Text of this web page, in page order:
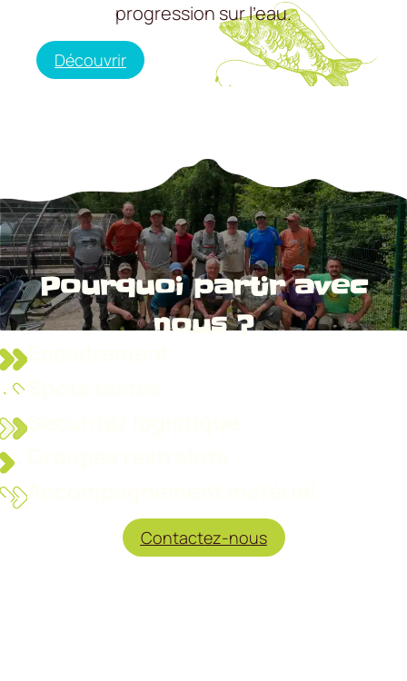
progression sur l’eau.
Découvrir
Pourquoi partir avec
nous ?
Contactez-nous